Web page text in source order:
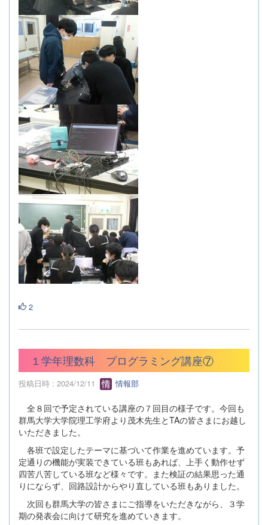
2
１学年理数科 プログラミング講座⑦
投稿日時 : 2024/12/11 情報部
全８回で予定されている講座の７回目の様子です。今回も
群馬大学大学院理工学府より茂木先生とTAの皆さまにお越し
いただきました。
各班で設定したテーマに基づいて作業を進めています。予
定通りの機能が実装できている班もあれば、上手く動作せず
四苦八苦している班など様々です。また検証の結果思った通
りにならず、回路設計からやり直している班もありました。
次回も群馬大学の皆さまにご指導をいただきながら、３学
期の発表会に向けて研究を進めていきます。